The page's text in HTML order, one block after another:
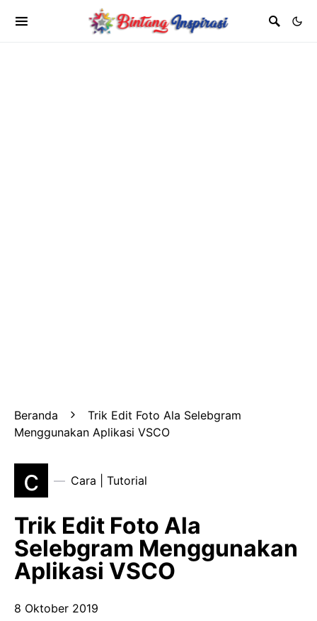
Beranda
Trik Edit Foto Ala Selebgram
Menggunakan Aplikasi VSCO
c Cara | Tutorial
Trik Edit Foto Ala
Selebgram Menggunakan
Aplikasi VSCO
8 Oktober 2019